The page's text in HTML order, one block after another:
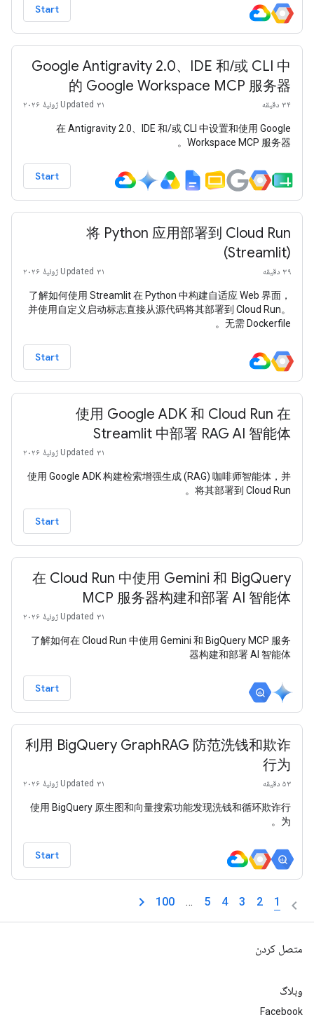
Start
Google Antigravity 2.0、IDE 和/或 CLI 中
的 Google Workspace MCP 服务器
۳۴ دقیقه Updated ۳۱ ژوئیهٔ ۲۰۲۶
在 Antigravity 2.0、IDE 和/或 CLI 中设置和使用 Google
Workspace MCP 服务器。
Start
将 Python 应用部署到 Cloud Run
(Streamlit)
۳۹ دقیقه Updated ۳۱ ژوئیهٔ ۲۰۲۶
了解如何使用 Streamlit 在 Python 中构建自适应 Web 界面，
并使用自定义启动标志直接从源代码将其部署到 Cloud Run。
无需 Dockerfile。
Start
使用 Google ADK 和 Cloud Run 在
Streamlit 中部署 RAG AI 智能体
Updated ۳۱ ژوئیهٔ ۲۰۲۶
使用 Google ADK 构建检索增强生成 (RAG) 咖啡师智能体，并
将其部署到 Cloud Run。
Start
在 Cloud Run 中使用 Gemini 和 BigQuery
MCP 服务器构建和部署 AI 智能体
Updated ۳۱ ژوئیهٔ ۲۰۲۶
了解如何在 Cloud Run 中使用 Gemini 和 BigQuery MCP 服务
器构建和部署 AI 智能体
Start
利用 BigQuery GraphRAG 防范洗钱和欺诈
行为
۵۳ دقیقه Updated ۳۱ ژوئیهٔ ۲۰۲۶
使用 BigQuery 原生图和向量搜索功能发现洗钱和循环欺诈行
为。
Start
1
2
3
4
5
…
100
متصل کردن
وبلاگ
Facebook